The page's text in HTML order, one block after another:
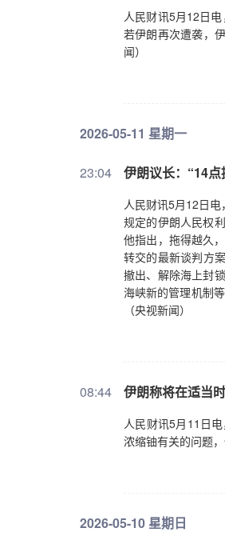
首明确的方向，不
就推进中美高层和
系的“定盘星”。特
略保障，也使中美
也稳住了市场预期
方还同意相互支持
在人民，基础在民
提到民间交往的故
事件。特朗普总统
进入新阶段后，习
习近平主席欢迎更
年轻人的视野，更
念。这一特殊安
社会基础，续写更
望，也是中国共产
国际秩序的重要组
容“台独”，因为“台
人民财讯5月12日
若伊朗再次遭袭，
闻）
2026-05-11 星期一
23:04 伊朗议长：“14
人民财讯5月12日
规定的伊朗人民权
他指出，拖得越久
转交的最新谈判方
撤出、解除海上封
海峡新的管理机制
（央视新闻）
08:44 伊朗称将在适当
人民财讯5月11日
浓缩铀有关的问题
2026-05-10 星期日